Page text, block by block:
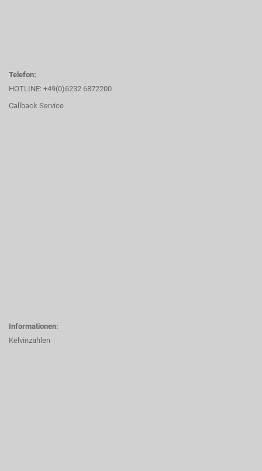
Telefon:
HOTLINE: +49(0)6232 6872200
Callback Service
Informationen:
Kelvinzahlen